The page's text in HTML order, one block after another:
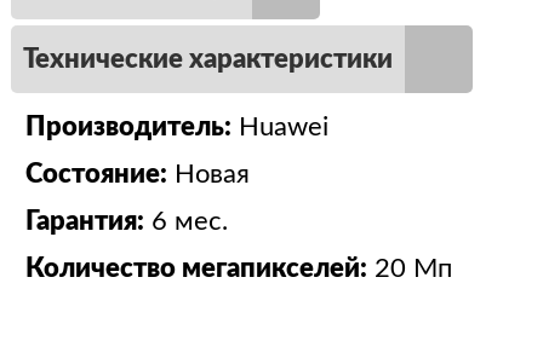
Технические характеристики
Производитель: Huawei
Состояние: Новая
Гарантия: 6 мес.
Количество мегапикселей: 20 Мп